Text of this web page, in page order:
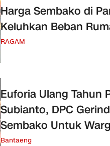
Harga Sembako di
Keluhkan Beban
RAGAM
Euforia Ulang Tahun
Subianto, DPC
Sembako Untuk
Bantaeng